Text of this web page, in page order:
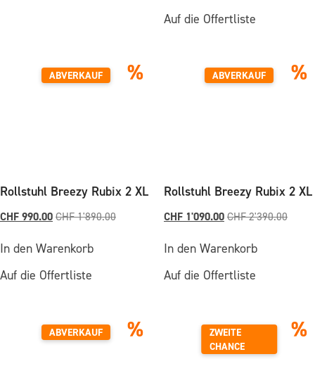
Auf die Offertliste
ABVERKAUF %
Rollstuhl Breezy Rubix 2 XL
CHF990.00 CHF1'890.00
In den Warenkorb
Auf die Offertliste
ABVERKAUF %
Rollstuhl Breezy Rubix 2 XL
CHF1'090.00 CHF2'390.00
In den Warenkorb
Auf die Offertliste
ABVERKAUF %
ZWEITE
CHANCE
%